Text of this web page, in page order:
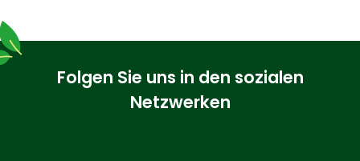
Folgen Sie uns in den sozialen
Netzwerken